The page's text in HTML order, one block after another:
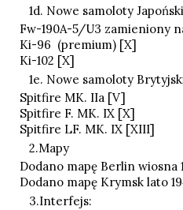
1d. Nowe samoloty
Fw-190A-5/U3 zamieniony
Ki-96 (premium) [X]
Ki-102 [X]
1e. Nowe samoloty
Spitfire MK. IIa [V]
Spitfire F. MK. IX [X]
Spitfire LF. MK. IX [XIII]
2.Mapy
Dodano mapę Berlin wiosna
Dodano mapę Krymsk lato
3.Interfejs: